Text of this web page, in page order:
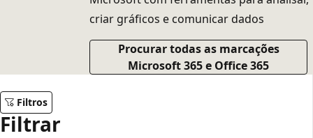
criar gráficos e comunicar dados
Procurar todas as marcações
Microsoft 365 e Office 365
Filtros
Filtrar